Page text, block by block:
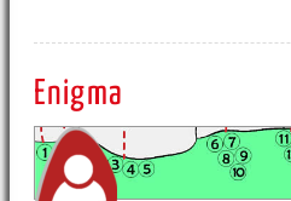
Enigma